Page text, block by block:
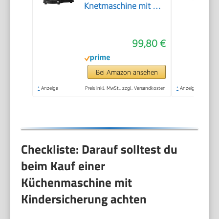
Knetmaschine mit 2x
5,5L | Geräuscharm |
Küchenmixer mit
Rührhaken,
Knethaken,
Schlagbesen und
99,80 €
Bei Amazon ansehen
* Anzeige Preis inkl. MwSt., zzgl. Versandkosten * Anzeige
Checkliste: Darauf solltest du
beim Kauf einer
Küchenmaschine mit
Kindersicherung achten